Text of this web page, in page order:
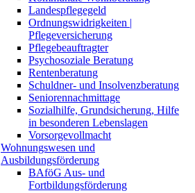
Landespflegegeld
Ordnungswidrigkeiten |
Pflegeversicherung
Pflegebeauftragter
Psychosoziale Beratung
Rentenberatung
Schuldner- und Insolvenzberatung
Seniorennachmittage
Sozialhilfe, Grundsicherung, Hilfe
in besonderen Lebenslagen
Vorsorgevollmacht
Wohnungswesen und
Ausbildungsförderung
BAföG Aus- und
Fortbildungsförderung